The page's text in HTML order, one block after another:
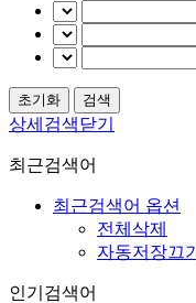
상세검색닫기
최근검색어
최근검색어 옵션
전체삭제
자동저장끄기
인기검색어